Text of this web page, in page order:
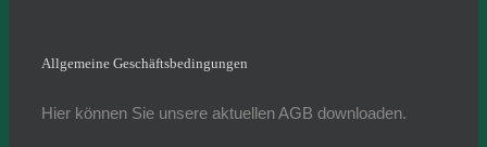
Allgemeine Geschäftsbedingungen
Hier können Sie unsere aktuellen AGB downloaden.